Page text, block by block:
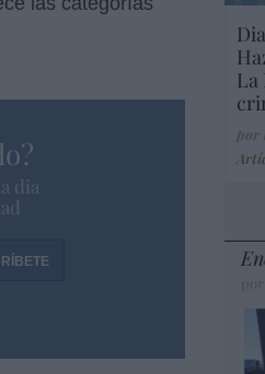
dia
La